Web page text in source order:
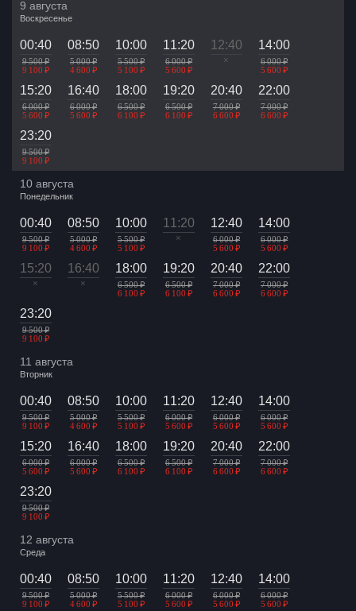
9 августа
Воскресенье
00:40
9 500 ₽
9 100 ₽
08:50
5 000 ₽
4 600 ₽
10:00
5 500 ₽
5 100 ₽
11:20
6 000 ₽
5 600 ₽
12:40
×
14:00
6 000 ₽
5 600 ₽
15:20
6 000 ₽
5 600 ₽
16:40
6 000 ₽
5 600 ₽
18:00
6 500 ₽
6 100 ₽
19:20
6 500 ₽
6 100 ₽
20:40
7 000 ₽
6 600 ₽
22:00
7 000 ₽
6 600 ₽
23:20
9 500 ₽
9 100 ₽
10 августа
Понедельник
00:40
9 500 ₽
9 100 ₽
08:50
5 000 ₽
4 600 ₽
10:00
5 500 ₽
5 100 ₽
11:20
×
12:40
6 000 ₽
5 600 ₽
14:00
6 000 ₽
5 600 ₽
15:20
×
16:40
×
18:00
6 500 ₽
6 100 ₽
19:20
6 500 ₽
6 100 ₽
20:40
7 000 ₽
6 600 ₽
22:00
7 000 ₽
6 600 ₽
23:20
9 500 ₽
9 100 ₽
11 августа
Вторник
00:40
9 500 ₽
9 100 ₽
08:50
5 000 ₽
4 600 ₽
10:00
5 500 ₽
5 100 ₽
11:20
6 000 ₽
5 600 ₽
12:40
6 000 ₽
5 600 ₽
14:00
6 000 ₽
5 600 ₽
15:20
6 000 ₽
5 600 ₽
16:40
6 000 ₽
5 600 ₽
18:00
6 500 ₽
6 100 ₽
19:20
6 500 ₽
6 100 ₽
20:40
7 000 ₽
6 600 ₽
22:00
7 000 ₽
6 600 ₽
23:20
9 500 ₽
9 100 ₽
12 августа
Среда
00:40
9 500 ₽
9 100 ₽
08:50
5 000 ₽
4 600 ₽
10:00
5 500 ₽
5 100 ₽
11:20
6 000 ₽
5 600 ₽
12:40
6 000 ₽
5 600 ₽
14:00
6 000 ₽
5 600 ₽